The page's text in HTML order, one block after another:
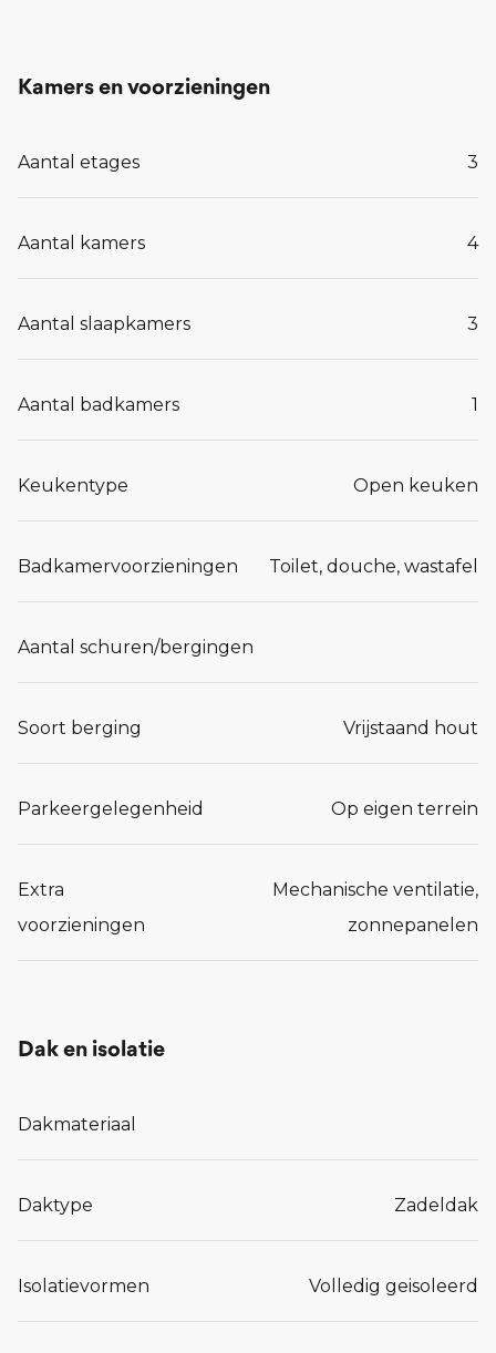
Kamers en voorzieningen
Aantal etages 3
Aantal kamers 4
Aantal slaapkamers 3
Aantal badkamers 1
Keukentype Open keuken
Badkamervoorzieningen Toilet, douche, wastafel
Aantal schuren/bergingen
Soort berging Vrijstaand hout
Parkeergelegenheid Op eigen terrein
Extra
voorzieningen
Mechanische ventilatie,
zonnepanelen
Dak en isolatie
Dakmateriaal
Daktype Zadeldak
Isolatievormen Volledig geisoleerd